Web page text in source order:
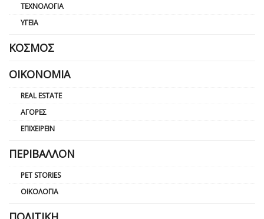
ΤΕΧΝΟΛΟΓΊΑ
ΥΓΕΊΑ
ΚΌΣΜΟΣ
ΟΙΚΟΝΟΜΊΑ
REAL ESTATE
ΑΓΟΡΈΣ
ΕΠΙΧΕΙΡΕΊΝ
ΠΕΡΙΒΆΛΛΟΝ
PET STORIES
ΟΙΚΟΛΟΓΊΑ